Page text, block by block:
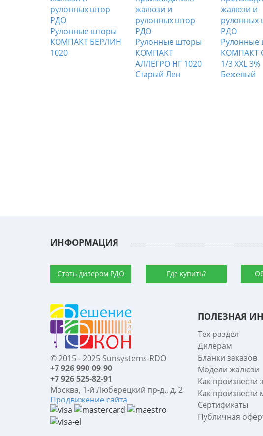
Рулонные шторы
КОМПАКТ БЕРЛИН
1020
Рулонные шторы
КОМПАКТ
АЛЛЕГРО НГ 1020
Старый Лен
Рулонные
КОМПАКТ
1/3 XXL 3%
Бежевый
ИНФОРМАЦИЯ
Стать дилером РДО Где купить?
© 2015 - 2025 Sunsystems-RDO
+7 926 990-09-90
+7 926 525-82-91
Москва, 1-й Люберецкий пр-д., д. 2
Продвижение сайта
ПОЛЕЗНАЯ
Тех раздел
Дилерам
Бланки заказов
Модели жалюзи
Как произвести
Как произвести
Сертификаты
Публичная